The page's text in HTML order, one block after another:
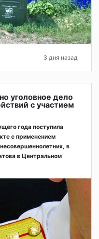
3 дня назад
уголовное дело
с участием
года поступила
с применением
в
в Центральном